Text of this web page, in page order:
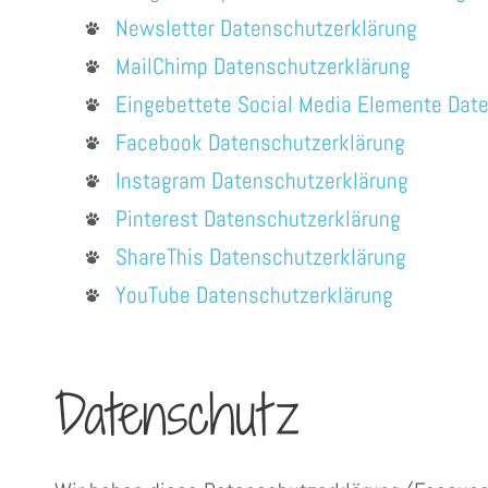
Newsletter Datenschutzerklärung
MailChimp Datenschutzerklärung
Eingebettete Social Media Elemente
Facebook Datenschutzerklärung
Instagram Datenschutzerklärung
Pinterest Datenschutzerklärung
ShareThis Datenschutzerklärung
YouTube Datenschutzerklärung
Datenschutz